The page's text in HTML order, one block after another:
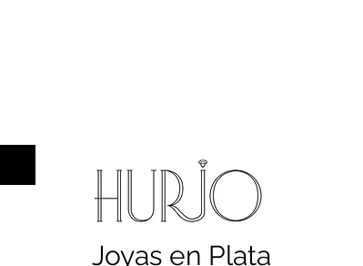
Joyas en Plata